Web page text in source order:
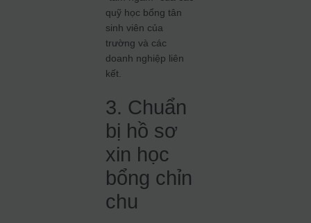
quỹ học bổng tân
sinh viên của
trường và các
doanh nghiệp liên
kết.
3. Chuẩn
bị hồ sơ
xin học
bổng chỉn
chu